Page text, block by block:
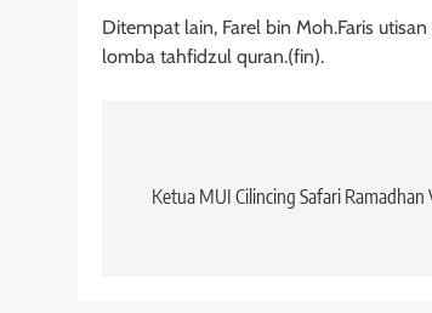
Ditempat lain, Farel bin Moh.Faris
lomba tahfidzul quran.(fin).
posKetua MUI Cilincing Safari Ramadhan